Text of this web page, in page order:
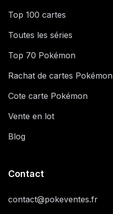
Top 100 cartes
Toutes les séries
Top 70 Pokémon
Rachat de cartes Pokémon
Cote carte Pokémon
Vente en lot
Blog
Contact
contact@pokeventes.fr